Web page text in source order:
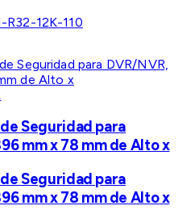
R32-12K-110
Seguridad para
mm x 78 mm de Alto x
Seguridad para
mm x 78 mm de Alto x